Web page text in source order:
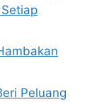
Peluang